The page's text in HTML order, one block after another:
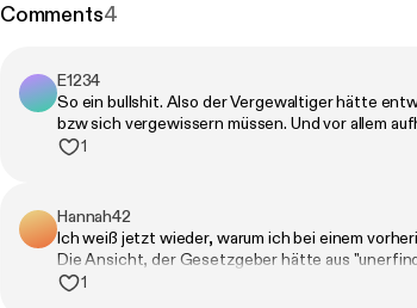
Comments4
E1234
So ein bullshit. Also der Vergewaltiger hätte
bzw sich vergewissern müssen. Und vor allem
1
Hannah42
Ich weiß jetzt wieder, warum ich bei einem
Die Ansicht, der Gesetzgeber hätte aus
seinen entgegenstehenden Willen klar äußern.
1